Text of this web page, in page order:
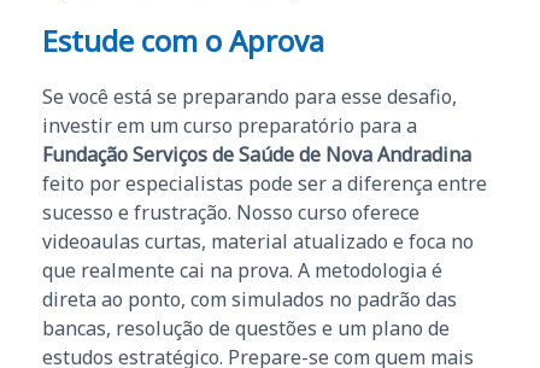
Estude com o Aprova
Se você está se preparando para esse desafio,
investir em um curso preparatório para a
Fundação Serviços de Saúde de Nova Andradina
feito por especialistas pode ser a diferença entre
sucesso e frustração. Nosso curso oferece
videoaulas curtas, material atualizado e foca no
que realmente cai na prova. A metodologia é
direta ao ponto, com simulados no padrão das
bancas, resolução de questões e um plano de
estudos estratégico. Prepare-se com quem mais